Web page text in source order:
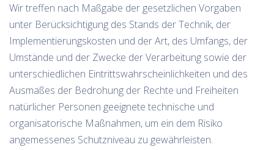
Wir treffen nach Maßgabe der gesetzlichen Vorgaben
unter Berücksichtigung des Stands der Technik, der
Implementierungskosten und der Art, des Umfangs, der
Umstände und der Zwecke der Verarbeitung sowie der
unterschiedlichen Eintrittswahrscheinlichkeiten und des
Ausmaßes der Bedrohung der Rechte und Freiheiten
natürlicher Personen geeignete technische und
organisatorische Maßnahmen, um ein dem Risiko
angemessenes Schutzniveau zu gewährleisten.